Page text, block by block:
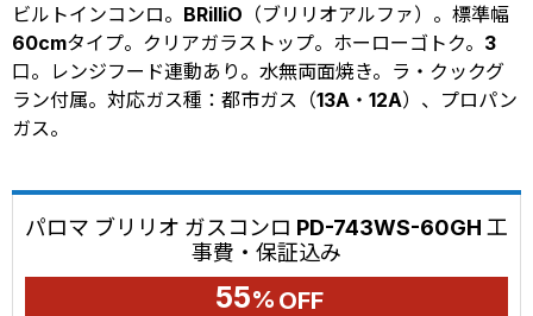
ビルトインコンロ。BRilliO（ブリリオアルファ）。標準幅
60cmタイプ。クリアガラストップ。ホーローゴトク。3
口。レンジフード連動あり。水無両面焼き。ラ・クックグ
ラン付属。対応ガス種：都市ガス（13A・12A）、プロパン
ガス。
パロマ ブリリオ ガスコンロ PD-743WS-60GH 工
事費・保証込み
55% OFF